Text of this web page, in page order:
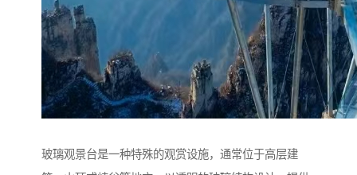
玻璃观景台是一种特殊的观赏设施，通常位于高层建